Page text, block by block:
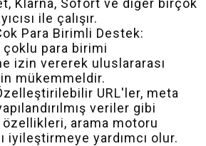
Klarna, Sofort ve diğer birçok
ile çalışır.
Para Birimli Destek:
para birimi
izin vererek uluslararası
mükemmeldir.
URL'ler, meta
veriler gibi
özellikleri, arama motoru
iyileştirmeye yardımcı olur.